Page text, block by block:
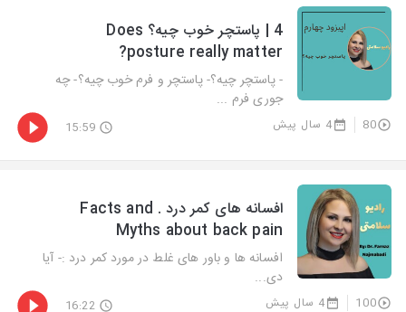
4 | پاستچر خوب چیه؟ Does
posture really matter?
- پاستچر چیه؟- پاستچر و فرم خوب چیه؟- چه
جوری فرم ...
80 4 سال پیش 15:59
افسانه های کمر درد . Facts and
Myths about back pain
افسانه ها و باور های غلط در مورد کمر درد :- آیا
دی...
100 4 سال پیش 16:22